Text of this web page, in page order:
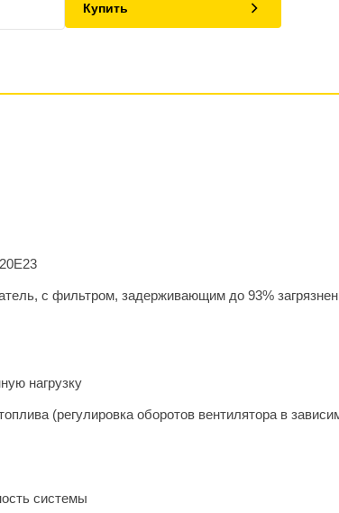
Купить
с фильтром, задерживающим до 93%
нагрузку
(регулировка оборотов вентилятора в
системы